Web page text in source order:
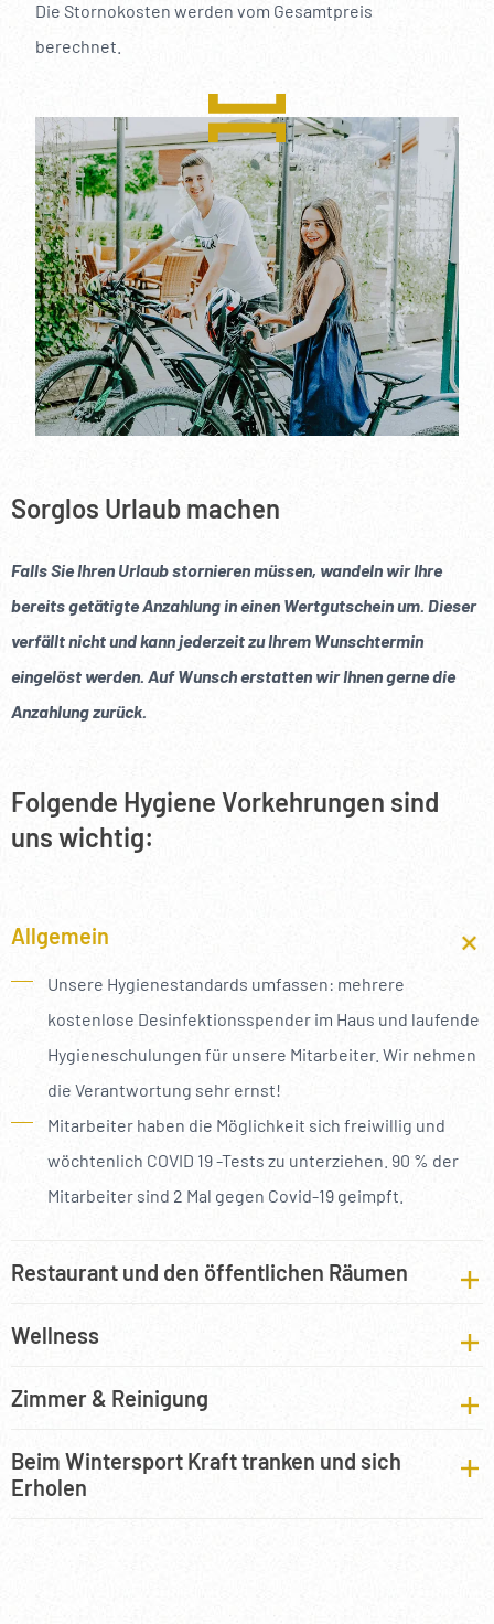
----
----
----
--
Die Stornokosten werden vom Gesamtpreis
berechnet.
Sorglos Urlaub machen
Falls Sie Ihren Urlaub stornieren müssen, wandeln wir Ihre
bereits getätigte Anzahlung in einen Wertgutschein um. Dieser
verfällt nicht und kann jederzeit zu Ihrem Wunschtermin
eingelöst werden. Auf Wunsch erstatten wir Ihnen gerne die
Anzahlung zurück.
Folgende Hygiene Vorkehrungen sind
uns wichtig:
Allgemein
Unsere Hygienestandards umfassen: mehrere
kostenlose Desinfektionsspender im Haus und laufende
Hygieneschulungen für unsere Mitarbeiter. Wir nehmen
die Verantwortung sehr ernst!
Mitarbeiter haben die Möglichkeit sich freiwillig und
wöchtenlich COVID 19 -Tests zu unterziehen. 90 % der
Mitarbeiter sind 2 Mal gegen Covid-19 geimpft.
Restaurant und den öffentlichen Räumen
Wellness
Zimmer & Reinigung
Beim Wintersport Kraft tranken und sich
Erholen